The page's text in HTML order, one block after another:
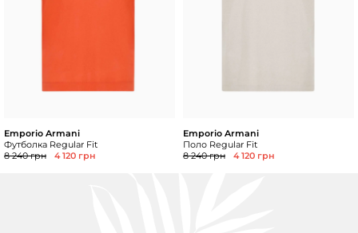
Emporio Armani
Футболка Regular Fit
8 240 грн
4 120 грн
Emporio Armani
Поло Regular Fit
8 240 грн
4 120 грн